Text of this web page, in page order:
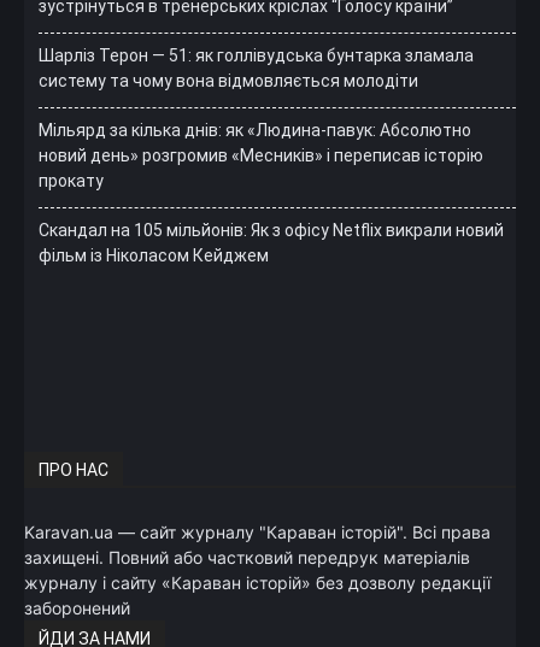
зустрінуться в тренерських кріслах “Голосу країни”
Шарліз Терон — 51: як голлівудська бунтарка зламала
систему та чому вона відмовляється молодіти
Мільярд за кілька днів: як «Людина-павук: Абсолютно
новий день» розгромив «Месників» і переписав історію
прокату
Скандал на 105 мільйонів: Як з офісу Netflix викрали новий
фільм із Ніколасом Кейджем
ПРО НАС
Karavan.ua — сайт журналу "Караван історій". Всі права
захищені. Повний або частковий передрук матеріалів
журналу і сайту «Караван історій» без дозволу редакції
заборонений
ЙДИ ЗА НАМИ